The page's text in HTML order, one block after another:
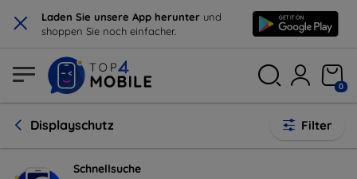
× Laden Sie unsere App herunter und
shoppen Sie noch einfacher.
0
Displayschutz Filter
Schnellsuche